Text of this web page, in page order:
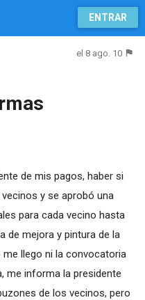
ENTRAR
el 8 ago. 10
de mis pagos, haber si
y se aprobó una
para cada vecino hasta
de mejora y pintura de la
llego ni la convocatoria
me informa la presidente
de los vecinos, pero